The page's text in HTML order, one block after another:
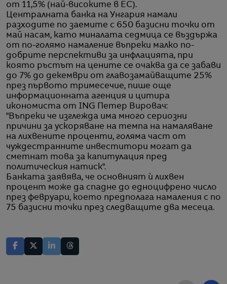
от 11,5% (най-високите в ЕС).
Централната банка на Унгария намали
разходите по заемите с 650 базисни точки от
май насам, като миналата седмица се въздържа
от по-голямо намаление въпреки малко по-
добрите перспективи за инфлацията, при
която ръстът на цените се очаква да се забави
до 7% до декември от главозамайващите 25%
през първото тримесечие, пише още
информационната агенция и цитира
икономиста от ING Петер Вировач:
"Въпреки че изглежда има много сериозни
причини за ускоряване на темпа на намаляване
на лихвените проценти, голяма част от
чуждестранните инвеститори могат да
сметнат това за капитулация пред
политическия натиск".
Банката заявява, че основният ѝ лихвен
процент може да спадне до едноцифрено число
през февруари, което предполага намаления с по
75 базисни точки през следващите два месеца.